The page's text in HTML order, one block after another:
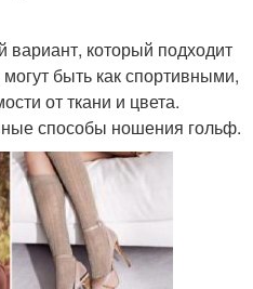
который подходит
быть как спортивными,
от ткани и цвета.
способы ношения гольф.